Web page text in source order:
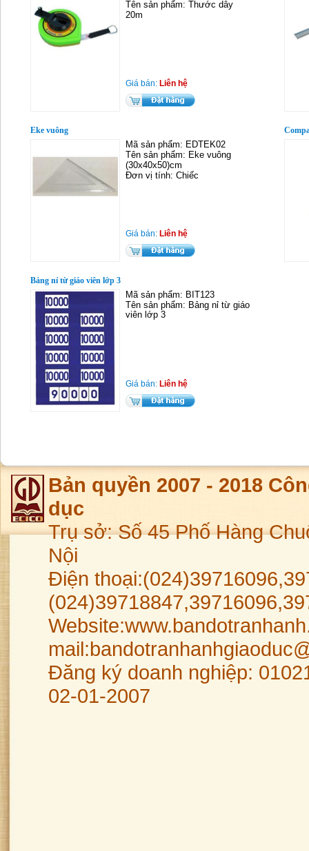
Tên sản phẩm: Thước dây
20m
Giá bán: Liên hệ
Eke vuông
Mã sản phẩm: EDTEK02
Tên sản phẩm: Eke vuông
(30x40x50)cm
Đơn vị tính: Chiếc
Giá bán: Liên hệ
Bảng nỉ từ giáo viên lớp 3
Mã sản phẩm: BIT123
Tên sản phẩm: Bảng nỉ từ giáo
viên lớp 3
Giá bán: Liên hệ
Bản quyền 2007 - 2018
dục
Trụ sở: Số 45 Phố Hàng
Nội
Điện
Đăng ký doanh nghiệp:
02-01-2007